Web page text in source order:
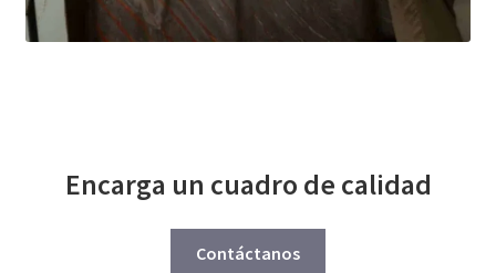
Encarga un cuadro de calidad
Contáctanos